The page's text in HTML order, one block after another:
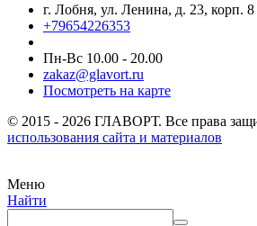
г. Лобня, ул. Ленина, д. 23, корп. 8
+79654226353
Пн-Вс 10.00 - 20.00
zakaz@glavort.ru
Посмотреть на карте
© 2015 - 2026 ГЛАВОРТ. Все права
использования сайта и материалов
Меню
Найти